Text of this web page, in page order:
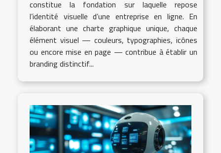
constitue la fondation sur laquelle repose
l’identité visuelle d’une entreprise en ligne. En
élaborant une charte graphique unique, chaque
élément visuel — couleurs, typographies, icônes
ou encore mise en page — contribue à établir un
branding distinctif...